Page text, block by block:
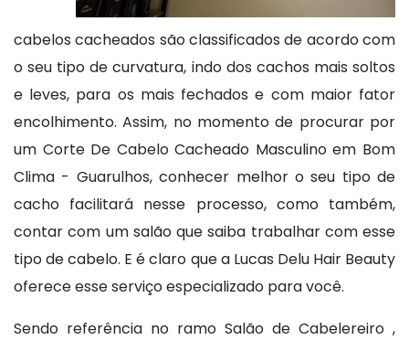
cabelos cacheados são classificados de acordo com
o seu tipo de curvatura, indo dos cachos mais soltos
e leves, para os mais fechados e com maior fator
encolhimento. Assim, no momento de procurar por
um Corte De Cabelo Cacheado Masculino em Bom
Clima - Guarulhos, conhecer melhor o seu tipo de
cacho facilitará nesse processo, como também,
contar com um salão que saiba trabalhar com esse
tipo de cabelo. E é claro que a Lucas Delu Hair Beauty
oferece esse serviço especializado para você.
Sendo referência no ramo Salão de Cabelereiro ,